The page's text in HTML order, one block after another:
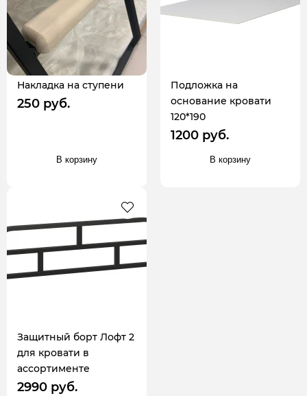
Накладка на ступени
250 руб.
В корзину
Подложка на
основание кровати
120*190
1200 руб.
В корзину
Защитный борт Лофт 2
для кровати в
ассортименте
2990 руб.